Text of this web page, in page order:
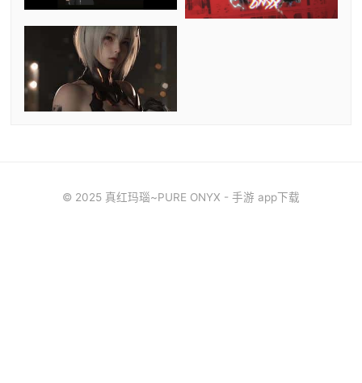
© 2025 真红玛瑙~PURE ONYX - 手游 app下载